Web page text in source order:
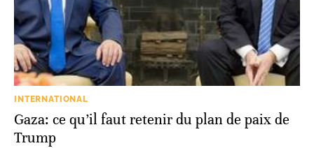
INTERNATIONAL
Gaza: ce qu’il faut retenir du plan de paix de
Trump